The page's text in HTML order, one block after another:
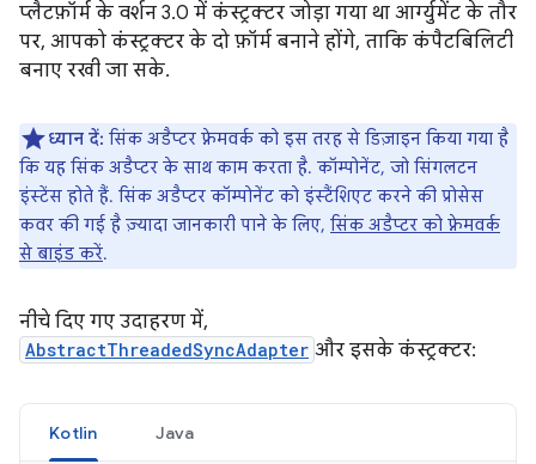
प्लैटफ़ॉर्म के वर्शन 3.0 में कंस्ट्रक्टर जोड़ा गया था आर्ग्युमेंट के तौर
पर, आपको कंस्ट्रक्टर के दो फ़ॉर्म बनाने होंगे, ताकि कंपैटबिलिटी
बनाए रखी जा सके.
ध्यान दें: सिंक अडैप्टर फ़्रेमवर्क को इस तरह से डिज़ाइन किया गया है
कि यह सिंक अडैप्टर के साथ काम करता है. कॉम्पोनेंट, जो सिंगलटन
इंस्टेंस होते हैं. सिंक अडैप्टर कॉम्पोनेंट को इंस्टैंशिएट करने की प्रोसेस
कवर की गई है ज़्यादा जानकारी पाने के लिए, सिंक अडैप्टर को फ़्रेमवर्क
से बाइंड करें.
नीचे दिए गए उदाहरण में,
AbstractThreadedSyncAdapter और इसके कंस्ट्रक्टर:
Kotlin Java